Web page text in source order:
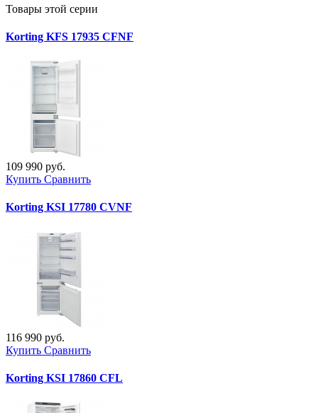
Товары этой серии
Korting KFS 17935 CFNF
109 990 руб.
Купить Сравнить
Korting KSI 17780 CVNF
116 990 руб.
Купить Сравнить
Korting KSI 17860 CFL